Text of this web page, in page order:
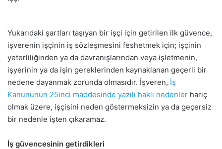
Yukarıdaki şartları taşıyan bir işçi için getirilen ilk güvence,
işverenin işçinin iş sözleşmesini feshetmek için; işçinin
yeterliliğinden ya da davranışlarından veya işletmenin,
işyerinin ya da işin gereklerinden kaynaklanan geçerli bir
nedene dayanmak zorunda olmasıdır. İşveren, İş
Kanununun 25inci maddesinde yazılı haklı nedenler hariç
olmak üzere, işçisini neden göstermeksizin ya da geçersiz
bir nedenle işten çıkaramaz.
İş güvencesinin getirdikleri